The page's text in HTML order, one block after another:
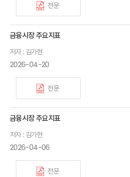
전문
금융시장 주요지표
저자 : 김가현
2026-04-20
전문
금융시장 주요지표
저자 : 김가현
2026-04-06
전문